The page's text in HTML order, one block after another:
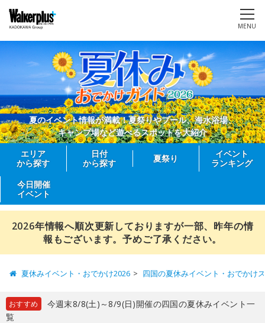
MENU
夏のイベント情報が満載！夏祭りやプール、海水浴場、
キャンプ場など遊べるスポットを大紹介
エリア
から探す
日付
から探す
夏祭り
イベント
ランキング
今日開催
イベント
2026年情報へ順次更新しておりますが一部、昨年の情
報もございます。予めご了承ください。
夏休みイベント・おでかけ2026 四国の夏休みイベント・おでかけ
おすすめ
今週末8/8(土)～8/9(日)開催の四国の夏休みイベント一
覧